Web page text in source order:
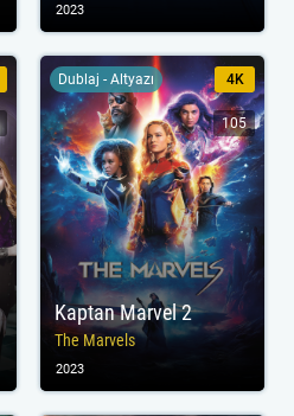
2023
Kaptan Marvel 2
The Marvels
Dublaj - Altyazı 4K
105
2023